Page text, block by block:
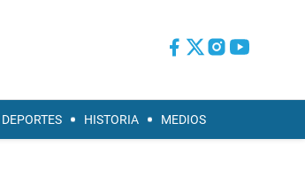
DEPORTES HISTORIA MEDIOS